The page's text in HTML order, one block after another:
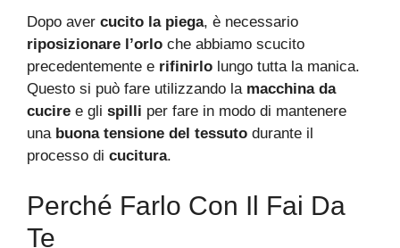
Dopo aver cucito la piega, è necessario
riposizionare l’orlo che abbiamo scucito
precedentemente e rifinirlo lungo tutta la manica.
Questo si può fare utilizzando la macchina da
cucire e gli spilli per fare in modo di mantenere
una buona tensione del tessuto durante il
processo di cucitura.
Perché Farlo Con Il Fai Da
Te